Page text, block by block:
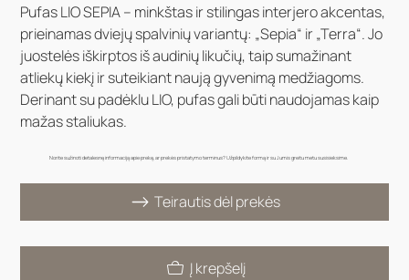
Pufas LIO SEPIA – minkštas ir stilingas interjero akcentas,
prieinamas dviejų spalvinių variantų: „Sepia“ ir „Terra“. Jo
juostelės iškirptos iš audinių likučių, taip sumažinant
atliekų kiekį ir suteikiant naują gyvenimą medžiagoms.
Derinant su padėklu LIO, pufas gali būti naudojamas kaip
mažas staliukas.
Norite sužinoti detalesnę informaciją apie prekę, ar prekės pristatymo terminus? Užpildykite formą ir su Jumis greitu metu susisieksime.
Teirautis dėl prekės
Į krepšelį